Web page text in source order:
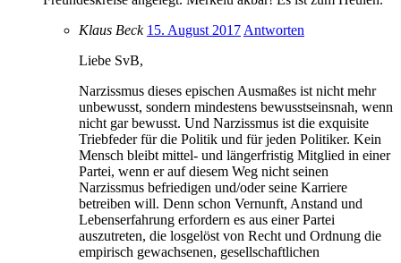
Klaus Beck 15. August 2017 Antworten
Liebe SvB,
Narzissmus dieses epischen Ausmaßes ist nicht mehr
unbewusst, sondern mindestens bewusstseinsnah, wenn
nicht gar bewusst. Und Narzissmus ist die exquisite
Triebfeder für die Politik und für jeden Politiker. Kein
Mensch bleibt mittel- und längerfristig Mitglied in einer
Partei, wenn er auf diesem Weg nicht seinen
Narzissmus befriedigen und/oder seine Karriere
betreiben will. Denn schon Vernunft, Anstand und
Lebenserfahrung erfordern es aus einer Partei
auszutreten, die losgelöst von Recht und Ordnung die
empirisch gewachsenen, gesellschaftlichen